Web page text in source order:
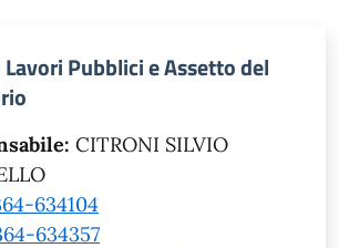
Pubblici e Assetto del
CITRONI SILVIO
634104
634357